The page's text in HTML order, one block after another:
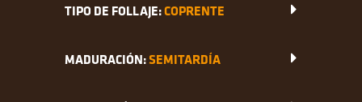
TIPO DE FOLLAJE:COPRENTE
MADURACIÓN:SEMITARDÍA